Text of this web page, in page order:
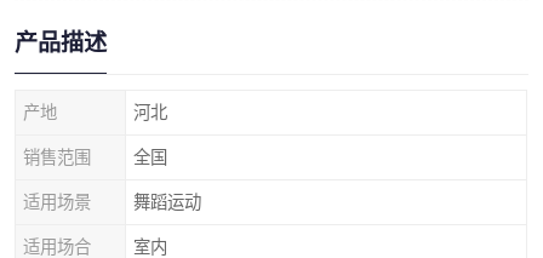
产品描述
产地 河北
销售范围 全国
适用场景 舞蹈运动
适用场合 室内